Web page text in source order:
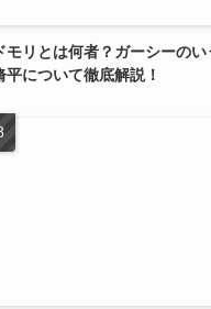
モリとは何者？ガーシーのい
平について徹底解説！